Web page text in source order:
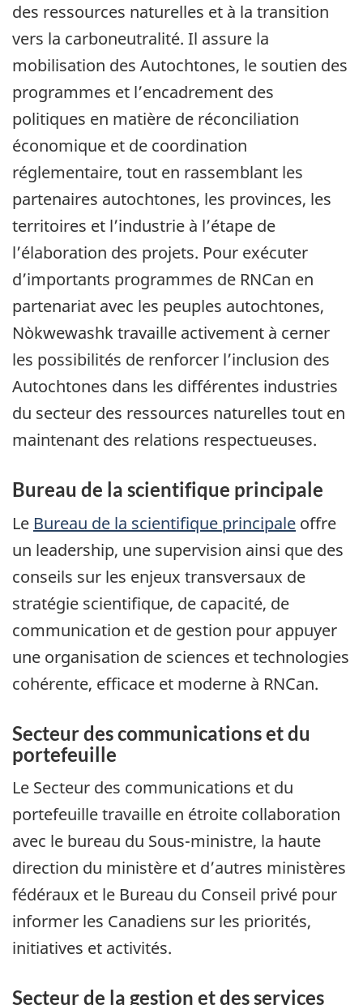
des ressources naturelles et à la transition
vers la carboneutralité. Il assure la
mobilisation des Autochtones, le soutien des
programmes et l’encadrement des
politiques en matière de réconciliation
économique et de coordination
réglementaire, tout en rassemblant les
partenaires autochtones, les provinces, les
territoires et l’industrie à l’étape de
l’élaboration des projets. Pour exécuter
d’importants programmes de RNCan en
partenariat avec les peuples autochtones,
Nòkwewashk travaille activement à cerner
les possibilités de renforcer l’inclusion des
Autochtones dans les différentes industries
du secteur des ressources naturelles tout en
maintenant des relations respectueuses.
Bureau de la scientifique principale
Le Bureau de la scientifique principale offre
un leadership, une supervision ainsi que des
conseils sur les enjeux transversaux de
stratégie scientifique, de capacité, de
communication et de gestion pour appuyer
une organisation de sciences et technologies
cohérente, efficace et moderne à RNCan.
Secteur des communications et du
portefeuille
Le Secteur des communications et du
portefeuille travaille en étroite collaboration
avec le bureau du Sous-ministre, la haute
direction du ministère et d’autres ministères
fédéraux et le Bureau du Conseil privé pour
informer les Canadiens sur les priorités,
initiatives et activités.
Secteur de la gestion et des services